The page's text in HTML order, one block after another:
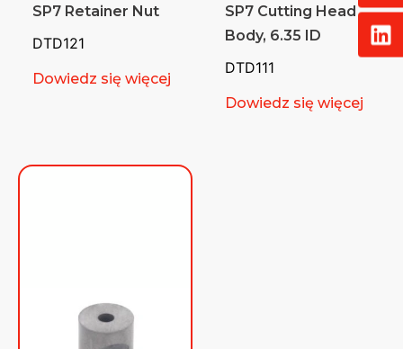
SP7 Retainer Nut
DTD121
Dowiedz się więcej
SP7 Cutting Head
Body, 6.35 ID
DTD111
Dowiedz się więcej